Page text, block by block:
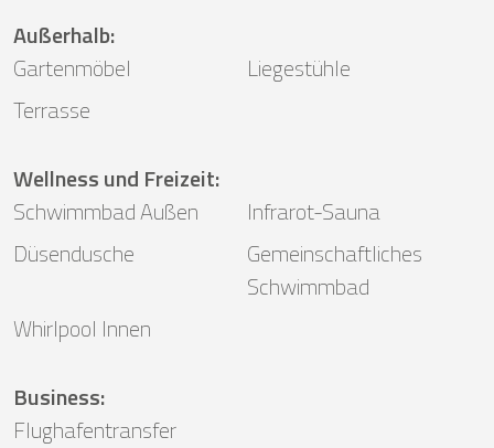
Außerhalb:
Gartenmöbel
Liegestühle
Terrasse
Wellness und Freizeit:
Schwimmbad Außen
Infrarot-Sauna
Düsendusche
Gemeinschaftliches
Schwimmbad
Whirlpool Innen
Business:
Flughafentransfer